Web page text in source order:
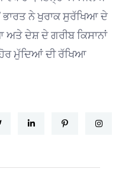
ਭਾਰਤ ਨੇ ਖੁਰਾਕ ਸੁਰੱਖਿਆ ਦੇ
ਦੇਸ਼ ਦੇ ਗਰੀਬ ਕਿਸਾਨਾਂ
ਮੁੱਦਿਆਂ ਦੀ ਰੱਖਿਆ